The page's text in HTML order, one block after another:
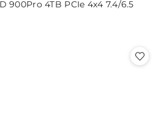
900Pro 4TB PCIe 4x4 7.4/6.5